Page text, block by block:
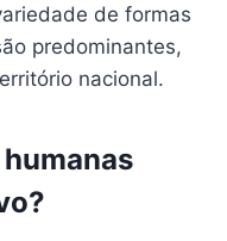
de formas
predominantes,
nacional.